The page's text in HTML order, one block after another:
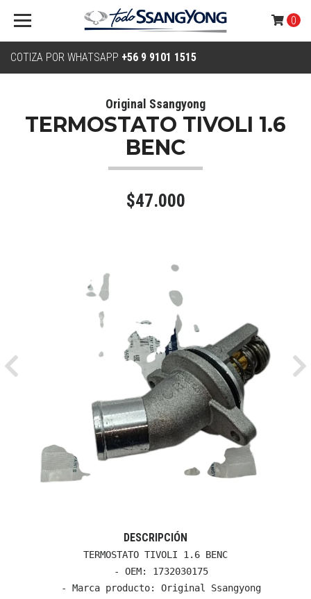
COTIZA POR WHATSAPP +56 9 9101 1515
0
Original Ssangyong
TERMOSTATO TIVOLI 1.6
BENC
$47.000
Previous
DESCRIPCIÓN
TERMOSTATO TIVOLI 1.6 BENC
  - OEM: 1732030175
  - Marca producto: Original Ssangyong